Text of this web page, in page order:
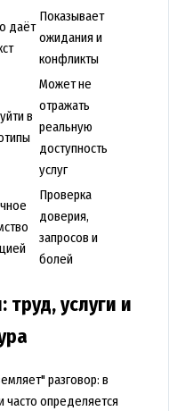
даёт
Показывает
ожидания и
конфликты
в
Может не
отражать
реальную
доступность
услуг
Проверка
доверия,
запросов и
болей
услуги и
разговор: в
часто определяется